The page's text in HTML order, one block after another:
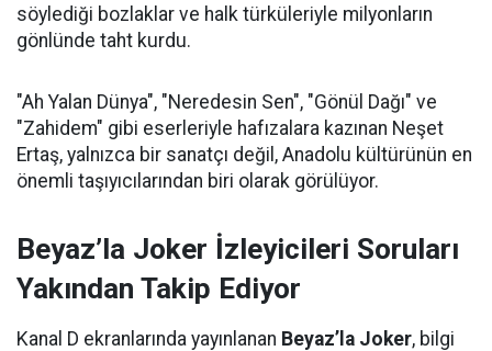
söylediği bozlaklar ve halk türküleriyle milyonların
gönlünde taht kurdu.
"Ah Yalan Dünya", "Neredesin Sen", "Gönül Dağı" ve
"Zahidem" gibi eserleriyle hafızalara kazınan Neşet
Ertaş, yalnızca bir sanatçı değil, Anadolu kültürünün en
önemli taşıyıcılarından biri olarak görülüyor.
Beyaz’la Joker İzleyicileri Soruları
Yakından Takip Ediyor
Kanal D ekranlarında yayınlanan Beyaz’la Joker, bilgi